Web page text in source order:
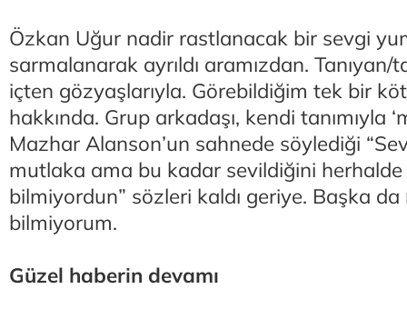
Özkan Uğur nadir rastlanacak bir sevgi
sarmalanarak ayrıldı aramızdan. Tanıyan/
içten gözyaşlarıyla. Görebildiğim tek bir
hakkında. Grup arkadaşı, kendi tanımıyla
Mazhar Alanson’un sahnede söylediği
mutlaka ama bu kadar sevildiğini herhalde
bilmiyordun” sözleri kaldı geriye. Başka
bilmiyorum.
Güzel haberin devamı